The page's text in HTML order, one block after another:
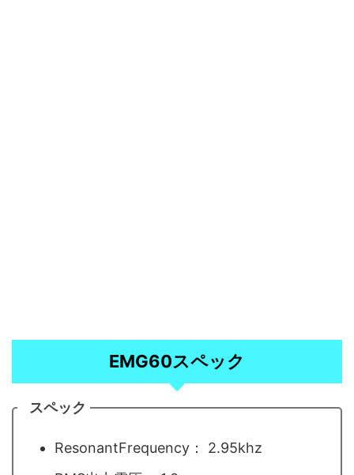
EMG60スペック
スペック
ResonantFrequency： 2.95khz